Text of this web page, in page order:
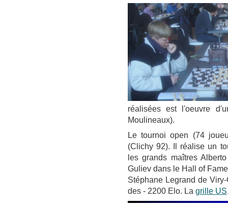
réalisées est l'oeuvre
Moulineaux).
Le tournoi open (74
(Clichy 92). Il réalise un
les grands maîtres
Guliev dans le Hall of
Stéphane Legrand de
des - 2200 Elo. La grille US